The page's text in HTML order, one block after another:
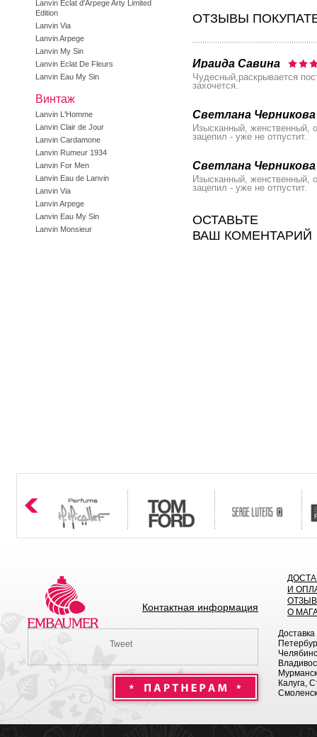
ОТЗЫВЫ
Ираида Савина
Чудесный,раскрывается
захочется.
Светлана Черникова
Изысканный, женственный,
зацепил - уже не отпустит.
Светлана Черникова
Изысканный, женственный,
зацепил - уже не отпустит.
ОСТАВЬТЕ
ВАШ КОМЕНТАРИЙ
Lanvin Eclat d'Arpege Arty Limited
Edition
Lanvin Via
Lanvin Arpege
Lanvin My Sin
Lanvin Eclat De Fleurs
Lanvin Eau My Sin
Винтаж
Lanvin L'Homme
Lanvin Clair de Jour
Lanvin Cardamone
Lanvin Rumeur 1934
Lanvin For Men
Lanvin Eau de Lanvin
Lanvin Via
Lanvin Arpege
Lanvin Eau My Sin
Lanvin Monsieur
Контактная информация
И
О
Tweet
Калуга,